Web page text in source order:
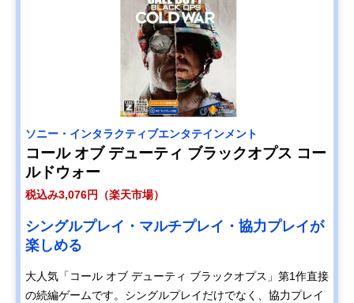
ソニー・インタラクティブエンタテインメント
コール オブ デューティ ブラックオプス コー
ルドウォー
税込み3,076円（楽天市場）
シングルプレイ・マルチプレイ・協力プレイが
楽しめる
大人気「コール オブ デューティ ブラックオプス」第1作直接
の続編ゲームです。シングルプレイだけでなく、協力プレイ